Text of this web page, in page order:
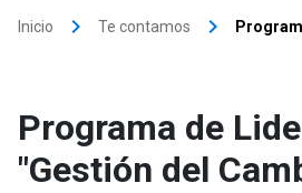
Inicio keyboard_arrow_right Te contamos keyboard_arrow_right
Programa de
"Gestión del